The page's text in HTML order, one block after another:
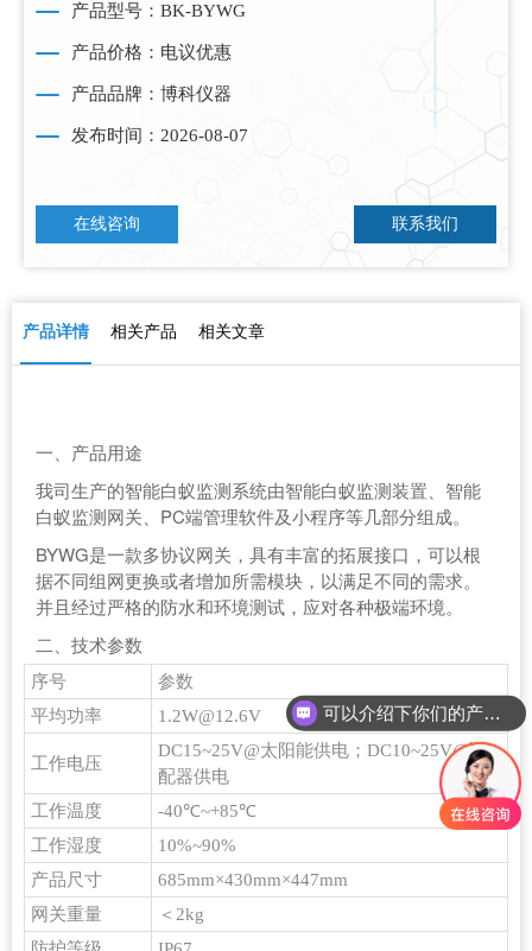
产品型号：BK-BYWG
产品价格：电议优惠
产品品牌：博科仪器
发布时间：2026-08-07
在线咨询 联系我们
产品详情 相关产品 相关文章
一、产品用途
我司生产的智能白蚁监测系统由智能白蚁监测装置、智能
白蚁监测网关、PC端管理软件及小程序等几部分组成。
BYWG是一款多协议网关，具有丰富的拓展接口，可以根
据不同组网更换或者增加所需模块，以满足不同的需求。
并且经过严格的防水和环境测试，应对各种极端环境。
二、技术参数
序号
参数
平均功率
1.2W@12.6V
工作电压
DC15~25V@太阳能供电；DC10~25V@适
配器供电
工作温度
-40℃~+85℃
工作湿度
10%~90%
产品尺寸
685mm×430mm×447mm
网关重量
＜2kg
可以介绍下你们的产品么？